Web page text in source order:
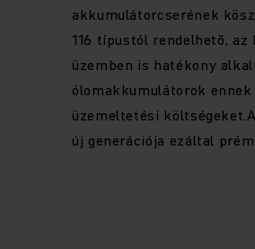
akkumulátorcserének
116 típustól rendelhető, az
üzemben is hatékony
ólomakkumulátorok
üzemeltetési
új generációja ezáltal